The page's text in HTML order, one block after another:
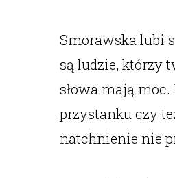
Smorawska lubi
są ludzie, którzy
słowa mają
przystanku czy
natchnienie nie